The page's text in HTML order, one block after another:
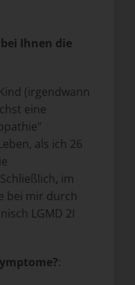
Ihnen die
(irgendwann
eine
als ich 26
im
bei mir durch
LGMD 2I
: